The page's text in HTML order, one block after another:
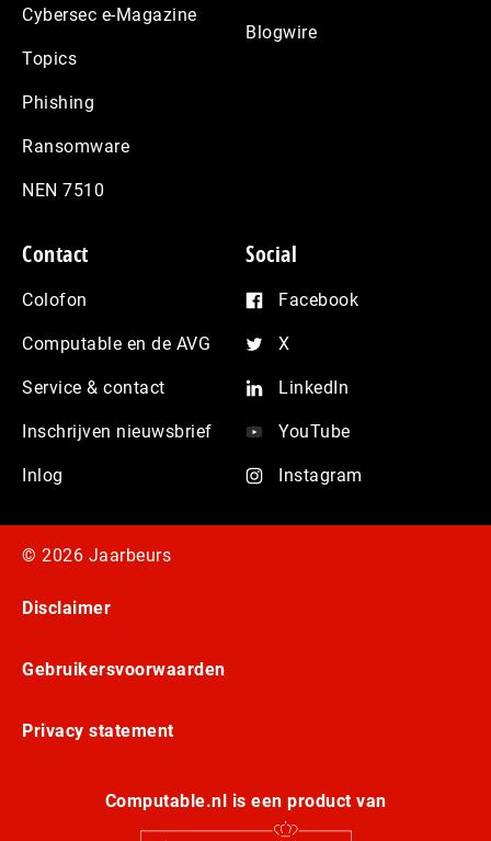
Cybersec e-Magazine
Topics
Phishing
Ransomware
NEN 7510
Blogwire
Contact
Colofon
Computable en de AVG
Service & contact
Inschrijven nieuwsbrief
Inlog
Social
Facebook
X
LinkedIn
YouTube
Instagram
© 2026 Jaarbeurs
Disclaimer
Gebruikersvoorwaarden
Privacy statement
Computable.nl is een product van